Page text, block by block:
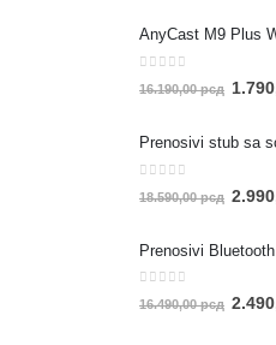
AnyCast M9 Plus
16.190,00рсд
Prenosivi stub sa
18.590,00рсд
Prenosivi
0out of 5
16.490,00рсд